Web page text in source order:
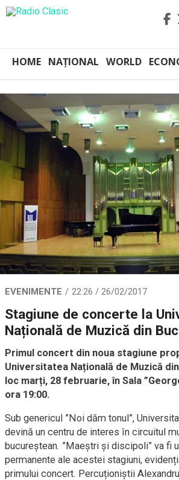
HOME NAȚIONAL WORLD
EVENIMENTE 22:26 / 26/02/2017
Stagiune de concerte la
Națională de Muzică din
Primul concert din noua stagiune
Universitatea Națională de Muzică
loc marți, 28 februarie, în Sala
ora 19:00.
Sub genericul ”Noi dăm tonul”,
devină un centru de interes în circuitul
bucureștean. ”Maeștri și discipoli” va fi
permanente ale acestei stagiuni,
primului concert. Percuționiștii